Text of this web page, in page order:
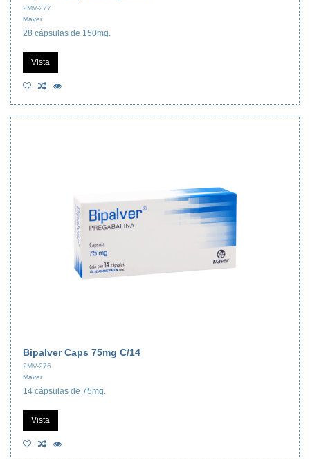
2MV-277
Maver
28 cápsulas de 150mg.
Vista
Bipalver Caps 75mg C/14
2MV-276
Maver
14 cápsulas de 75mg.
Vista